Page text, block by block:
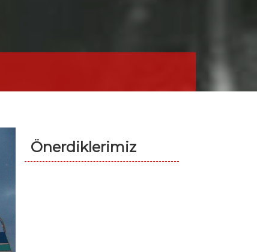
Önerdiklerimiz